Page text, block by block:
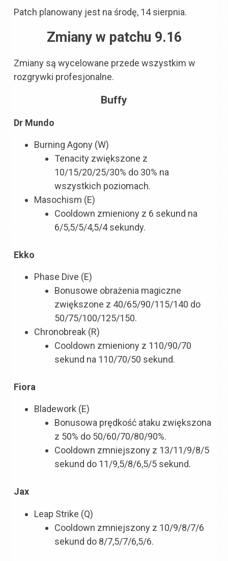
Patch planowany jest na środę, 14 sierpnia.
Zmiany w patchu 9.16
Zmiany są wycelowane przede wszystkim w
rozgrywki profesjonalne.
Buffy
Dr Mundo
Burning Agony (W)
Tenacity zwiększone z
10/15/20/25/30% do 30% na
wszystkich poziomach.
Masochism (E)
Cooldown zmieniony z 6 sekund na
6/5,5/5/4,5/4 sekundy.
Ekko
Phase Dive (E)
Bonusowe obrażenia magiczne
zwiększone z 40/65/90/115/140 do
50/75/100/125/150.
Chronobreak (R)
Cooldown zmieniony z 110/90/70
sekund na 110/70/50 sekund.
Fiora
Bladework (E)
Bonusowa prędkość ataku zwiększona
z 50% do 50/60/70/80/90%.
Cooldown zmniejszony z 13/11/9/8/5
sekund do 11/9,5/8/6,5/5 sekund.
Jax
Leap Strike (Q)
Cooldown zmniejszony z 10/9/8/7/6
sekund do 8/7,5/7/6,5/6.